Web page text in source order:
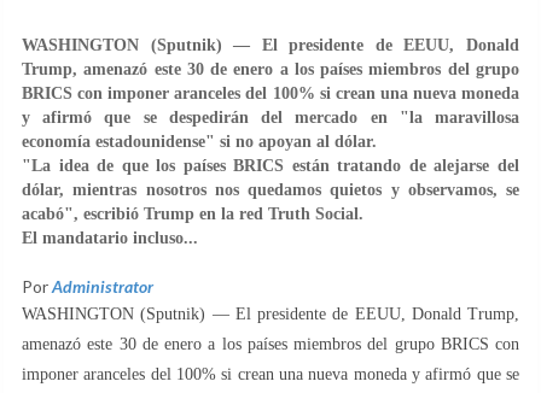
WASHINGTON (Sputnik) — El presidente de EEUU, Donald
Trump, amenazó este 30 de enero a los países miembros del grupo
BRICS con imponer aranceles del 100% si crean una nueva moneda
y afirmó que se despedirán del mercado en "la maravillosa
economía estadounidense" si no apoyan al dólar.
"La idea de que los países BRICS están tratando de alejarse del
dólar, mientras nosotros nos quedamos quietos y observamos, se
acabó", escribió Trump en la red Truth Social.
El mandatario incluso...
PorAdministrator
WASHINGTON (Sputnik) — El presidente de EEUU, Donald Trump,
amenazó este 30 de enero a los países miembros del grupo BRICS con
imponer aranceles del 100% si crean una nueva moneda y afirmó que se